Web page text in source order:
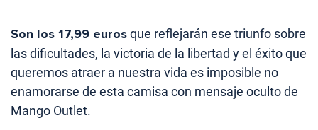
Son los 17,99 eurosque reflejarán ese triunfo sobre
las dificultades, la victoria de la libertad y el éxito que
queremos atraer a nuestra vida es imposible no
enamorarse de esta camisa con mensaje oculto de
Mango Outlet.